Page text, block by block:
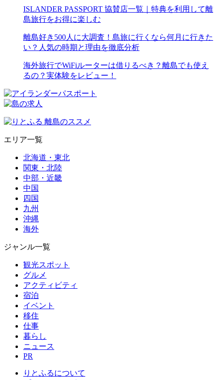
ISLANDER PASSPORT 協賛店一覧｜特典を利用して離
島旅行をお得に楽しむ
離島好き500人に大調査！島旅に行くなら何月に行きた
い？人気の時期と理由を徹底分析
海外旅行でWiFiルーターは借りるべき？離島でも使え
るの？実体験をレビュー！
エリア一覧
北海道・東北
関東・北陸
中部・近畿
中国
四国
九州
沖縄
海外
ジャンル一覧
観光スポット
グルメ
アクティビティ
宿泊
イベント
移住
仕事
暮らし
ニュース
PR
りとふるについて